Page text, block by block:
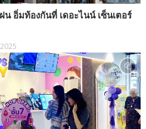
อิ่มท้องกันที่ เดอะไนน์ เซ็นเตอร์